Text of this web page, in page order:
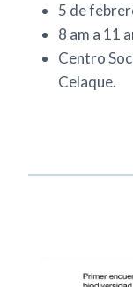
5 de
8 am a 11
Centro
Celaque.